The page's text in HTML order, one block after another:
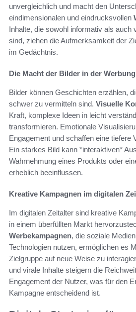
unvergleichlich und macht den
eindimensionalen und eindrucksvollen
Inhalte, die sowohl informativ als auch
sind, ziehen die Aufmerksamkeit der
im Gedächtnis.
Die Macht der Bilder in der Werbung
Bilder können Geschichten erzählen,
schwer zu vermitteln sind. Visuelle
Kraft, komplexe Ideen in leicht
transformieren. Emotionale
Engagement und schaffen eine tiefere
Ein starkes Bild kann *interaktiven*
Wahrnehmung eines Produkts oder
erheblich beeinflussen.
Kreative Kampagnen im digitalen
Im digitalen Zeitalter sind kreative
in einem überfüllten Markt
Werbekampagnen, die soziale
Technologien nutzen, ermöglichen es
Zielgruppe auf neue Weise zu
und virale Inhalte steigern die
Engagement der Nutzer, was für den
Kampagne entscheidend ist.